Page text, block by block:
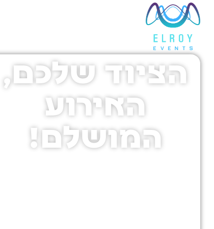
הציוד שלכם,
האירוע
המושלם!